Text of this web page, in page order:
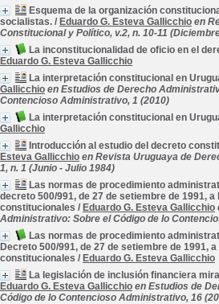
Esquema de la organización
socialistas. / Eduardo G. Esteva Gallicchio en
Constitucional y Político, v.2, n. 10-11
La inconstitucionalidad de oficio en el
Eduardo G. Esteva Gallicchio
La interpretación constitucional en
Gallicchio en Estudios de Derecho
Contencioso Administrativo, 1 (2010)
La interpretación constitucional en
Gallicchio
Introducción al estudio del decreto
Esteva Gallicchio en Revista Uruguaya de
1, n. 1 (Junio - Julio 1984)
Las normas de procedimiento
decreto 500/991, de 27 de setiembre de 1991,
constitucionales / Eduardo G. Esteva Gallicchio
Administrativo: Sobre el Código de lo
Las normas de procedimiento
Decreto 500/991, de 27 de setiembre de 1991,
constitucionales / Eduardo G. Esteva Gallicchio
La legislación de inclusión financiera
Eduardo G. Esteva Gallicchio en Estudios de
Código de lo Contencioso Administrativo, 16